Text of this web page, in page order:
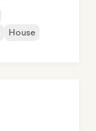
House